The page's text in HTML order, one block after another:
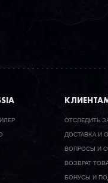
ОТСЛЕДИТЬ
ДОСТАВКА И
ВОПРОСЫ И
ВОЗВРАТ
БОНУСЫ И